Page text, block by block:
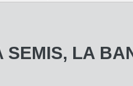
SEMIS, LA